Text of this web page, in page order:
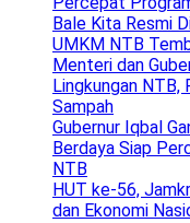
Bale Kita Resmi
UMKM NTB
Menteri dan
Lingkungan NTB,
Sampah
Gubernur Iqbal
Berdaya Siap
NTB
HUT ke-56,
dan Ekonomi